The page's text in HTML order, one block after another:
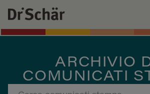
ARCHIVIO
COMUNICATI